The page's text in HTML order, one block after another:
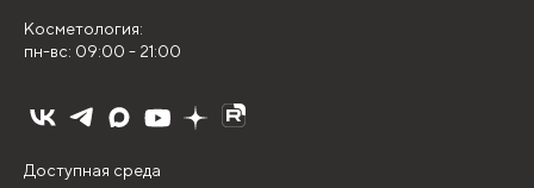
Косметология:
пн-вс: 09:00 - 21:00
Доступная среда